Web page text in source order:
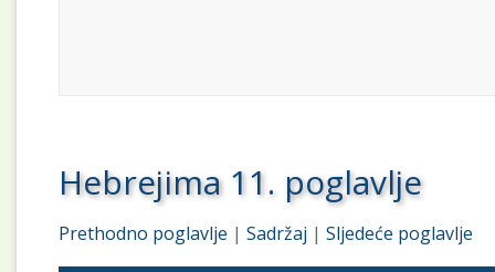
Hebrejima 11. poglavlje
Prethodno poglavlje |Sadržaj |Sljedeće poglavlje